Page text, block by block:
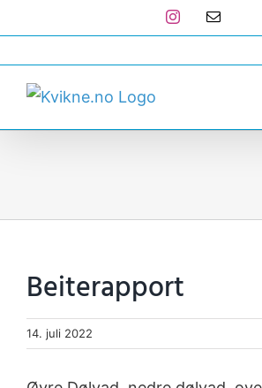
to
content
Instagram
E-
Beiterapport
14. juli 2022